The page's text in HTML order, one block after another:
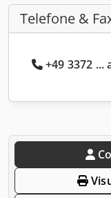
Telefone &
+49 3372 ...